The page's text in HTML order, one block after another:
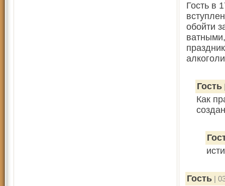
Гость в
обойти
Гость
Как
Гость |